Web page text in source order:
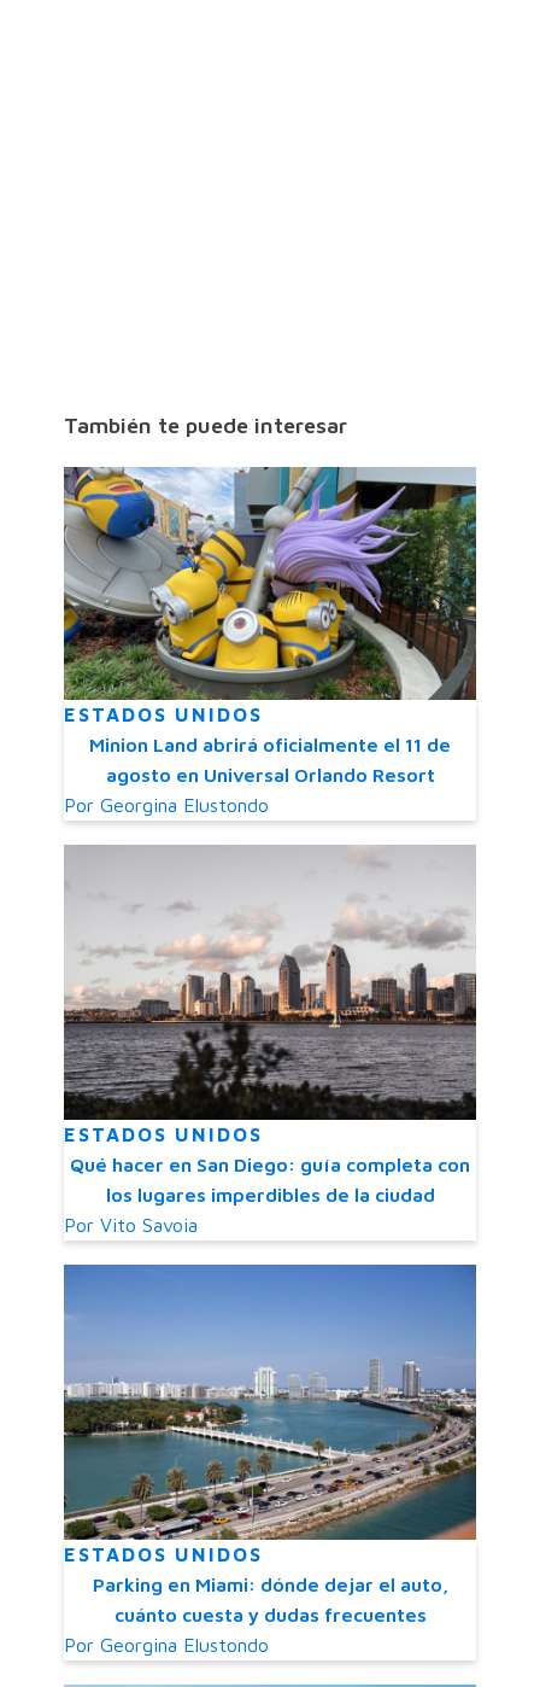
También te puede interesar
ESTADOS UNIDOS
Minion Land abrirá oficialmente el 11 de
agosto en Universal Orlando Resort
Por Georgina Elustondo
ESTADOS UNIDOS
Qué hacer en San Diego: guía completa con
los lugares imperdibles de la ciudad
Por Vito Savoia
ESTADOS UNIDOS
Parking en Miami: dónde dejar el auto,
cuánto cuesta y dudas frecuentes
Por Georgina Elustondo